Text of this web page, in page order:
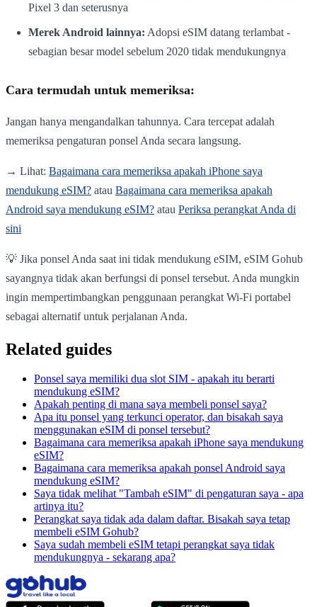
Pixel 3 dan seterusnya
Merek Android lainnya: Adopsi eSIM datang terlambat -
sebagian besar model sebelum 2020 tidak mendukungnya
Cara termudah untuk memeriksa:
Jangan hanya mengandalkan tahunnya. Cara tercepat adalah
memeriksa pengaturan ponsel Anda secara langsung.
→ Lihat: Bagaimana cara memeriksa apakah iPhone saya
mendukung eSIM? atau Bagaimana cara memeriksa apakah
Android saya mendukung eSIM? atau Periksa perangkat Anda di
sini
💡 Jika ponsel Anda saat ini tidak mendukung eSIM, eSIM Gohub
sayangnya tidak akan berfungsi di ponsel tersebut. Anda mungkin
ingin mempertimbangkan penggunaan perangkat Wi-Fi portabel
sebagai alternatif untuk perjalanan Anda.
Related guides
Ponsel saya memiliki dua slot SIM - apakah itu berarti
mendukung eSIM?
Apakah penting di mana saya membeli ponsel saya?
Apa itu ponsel yang terkunci operator, dan bisakah saya
menggunakan eSIM di ponsel tersebut?
Bagaimana cara memeriksa apakah iPhone saya mendukung
eSIM?
Bagaimana cara memeriksa apakah ponsel Android saya
mendukung eSIM?
Saya tidak melihat "Tambah eSIM" di pengaturan saya - apa
artinya itu?
Perangkat saya tidak ada dalam daftar. Bisakah saya tetap
membeli eSIM Gohub?
Saya sudah membeli eSIM tetapi perangkat saya tidak
mendukungnya - sekarang apa?